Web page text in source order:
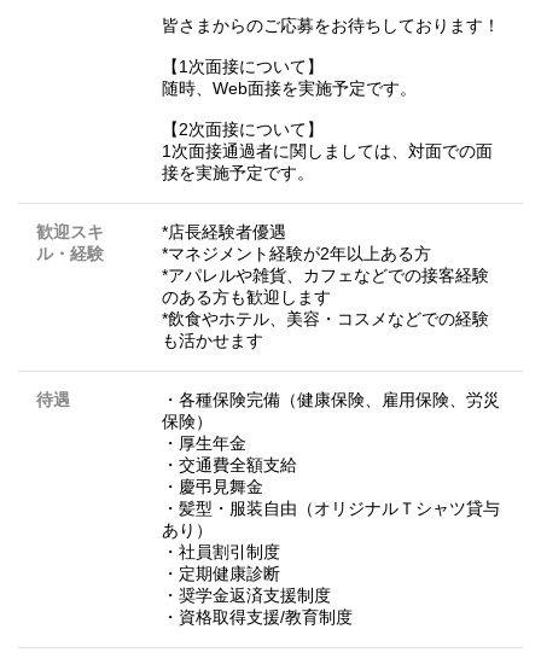
皆さまからのご応募をお待ちしております！
【1次面接について】
随時、Web面接を実施予定です。
【2次面接について】
1次面接通過者に関しましては、対面での面
接を実施予定です。
歓迎スキ
ル・経験
*店長経験者優遇
*マネジメント経験が2年以上ある方
*アパレルや雑貨、カフェなどでの接客経験
のある方も歓迎します
*飲食やホテル、美容・コスメなどでの経験
も活かせます
待遇
・各種保険完備（健康保険、雇用保険、労災
保険）
・厚生年金
・交通費全額支給
・慶弔見舞金
・髪型・服装自由（オリジナルＴシャツ貸与
あり）
・社員割引制度
・定期健康診断
・奨学金返済支援制度
・資格取得支援/教育制度